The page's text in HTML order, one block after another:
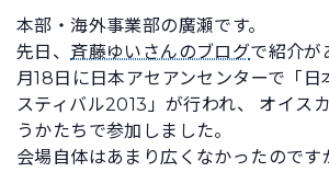
本部・海外事業部の廣瀬です。
先日、 斉藤ゆいさんのブログで紹介が
月18日に日本アセアンセンターで「日
スティバル2013」が行われ、 オイス
うかたちで参加しました。
会場自体はあまり広くなかったのです